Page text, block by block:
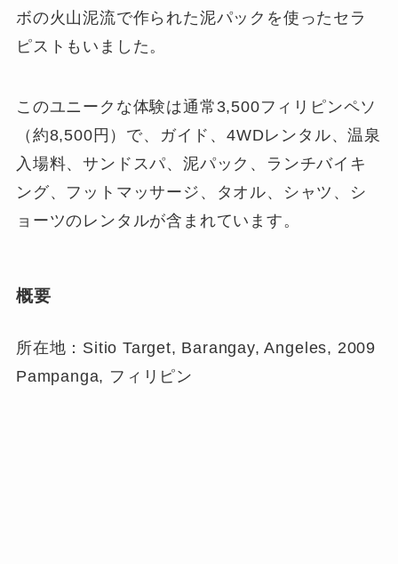
ボの火山泥流で作られた泥パックを使ったセラ
ピストもいました。
このユニークな体験は通常3,500フィリピンペソ
（約8,500円）で、ガイド、4WDレンタル、温泉
入場料、サンドスパ、泥パック、ランチバイキ
ング、フットマッサージ、タオル、シャツ、シ
ョーツのレンタルが含まれています。
概要
所在地：Sitio Target, Barangay, Angeles, 2009
Pampanga, フィリピン